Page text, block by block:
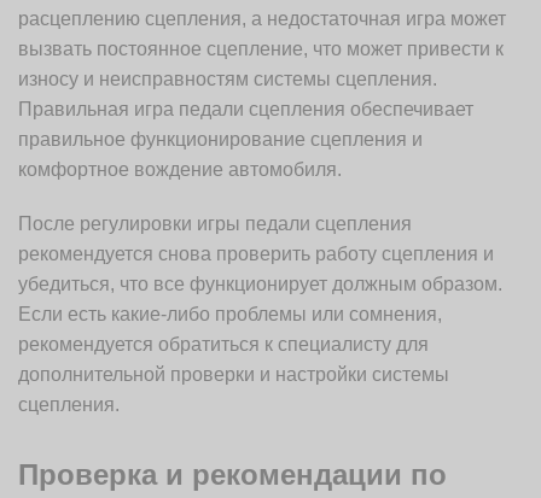
расцеплению сцепления, а недостаточная игра может
вызвать постоянное сцепление, что может привести к
износу и неисправностям системы сцепления.
Правильная игра педали сцепления обеспечивает
правильное функционирование сцепления и
комфортное вождение автомобиля.
После регулировки игры педали сцепления
рекомендуется снова проверить работу сцепления и
убедиться, что все функционирует должным образом.
Если есть какие-либо проблемы или сомнения,
рекомендуется обратиться к специалисту для
дополнительной проверки и настройки системы
сцепления.
Проверка и рекомендации по